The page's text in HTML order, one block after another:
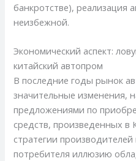
банкротстве), реализация
неизбежной.
Экономический аспект:
китайский автопром
В последние годы рынок
значительные изменения,
предложениями по
средств, произведенных в
стратегии
потребителя иллюзию